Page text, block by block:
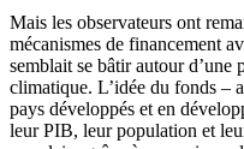
Mais les observateurs ont
mécanismes de financement
semblait se bâtir autour
climatique. L’idée du fonds –
pays développés et en
leur PIB, leur population et